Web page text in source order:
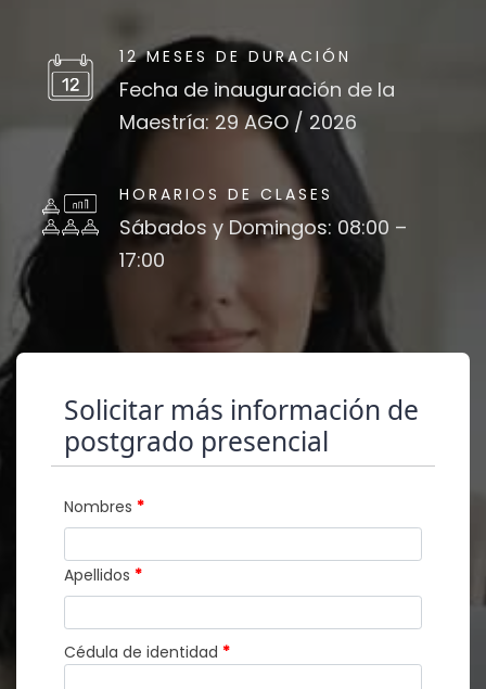
12 MESES DE DURACIÓN
Fecha de inauguración de la
Maestría: 29 AGO / 2026
HORARIOS DE CLASES
Sábados y Domingos: 08:00 –
17:00